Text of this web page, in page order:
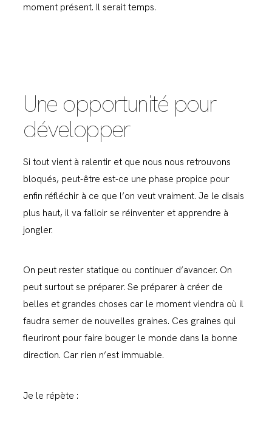
moment présent. Il serait temps.
Une opportunité pour
développer
Si tout vient à ralentir et que nous nous retrouvons
bloqués, peut-être est-ce une phase propice pour
enfin réfléchir à ce que l’on veut vraiment. Je le disais
plus haut, il va falloir se réinventer et apprendre à
jongler.
On peut rester statique ou continuer d’avancer. On
peut surtout se préparer. Se préparer à créer de
belles et grandes choses car le moment viendra où il
faudra semer de nouvelles graines. Ces graines qui
fleuriront pour faire bouger le monde dans la bonne
direction. Car rien n’est immuable.
Je le répète :